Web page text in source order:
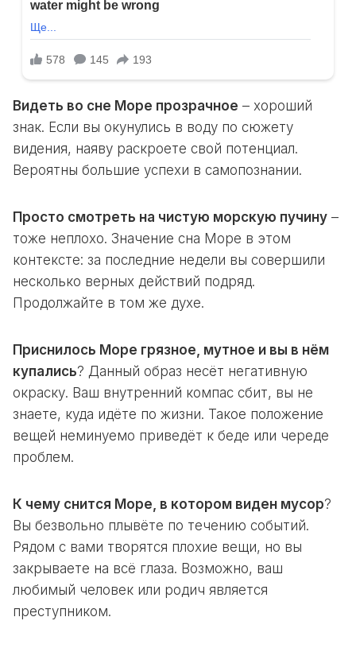
Видеть во сне Море прозрачное – хороший
знак. Если вы окунулись в воду по сюжету
видения, наяву раскроете свой потенциал.
Вероятны большие успехи в самопознании.
Просто смотреть на чистую морскую пучину –
тоже неплохо. Значение сна Море в этом
контексте: за последние недели вы совершили
несколько верных действий подряд.
Продолжайте в том же духе.
Приснилось Море грязное, мутное и вы в нём
купались? Данный образ несёт негативную
окраску. Ваш внутренний компас сбит, вы не
знаете, куда идёте по жизни. Такое положение
вещей неминуемо приведёт к беде или череде
проблем.
К чему снится Море, в котором виден мусор?
Вы безвольно плывёте по течению событий.
Рядом с вами творятся плохие вещи, но вы
закрываете на всё глаза. Возможно, ваш
любимый человек или родич является
преступником.